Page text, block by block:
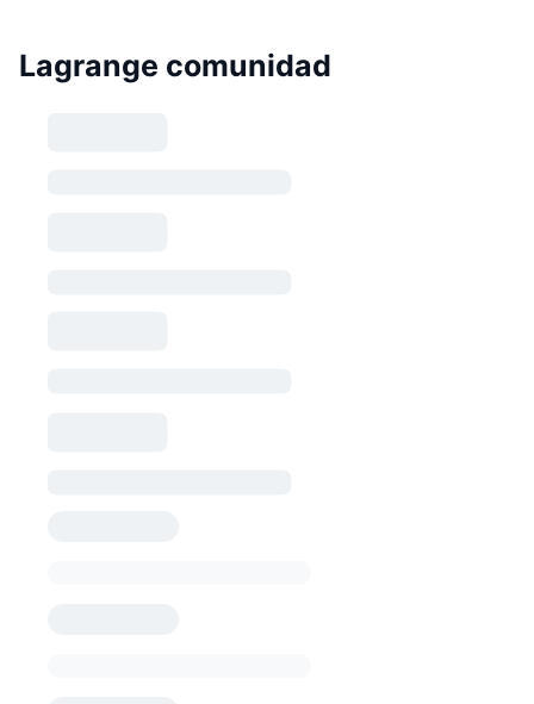
Lagrange comunidad